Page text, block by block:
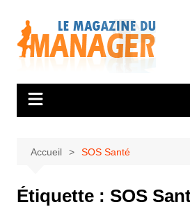
contenu
Accueil SOS Santé
Étiquette : SOS